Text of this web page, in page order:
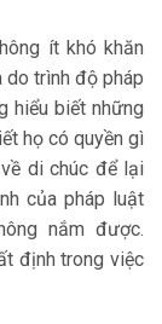
ít khó khăn
do trình độ pháp
hiểu biết những
họ có quyền gì
di chúc để lại
của pháp luật
nắm được.
định trong việc